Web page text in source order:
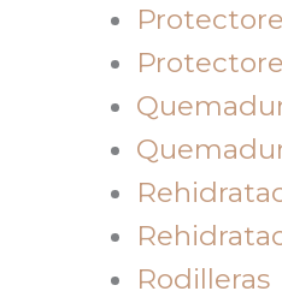
Rodilleras